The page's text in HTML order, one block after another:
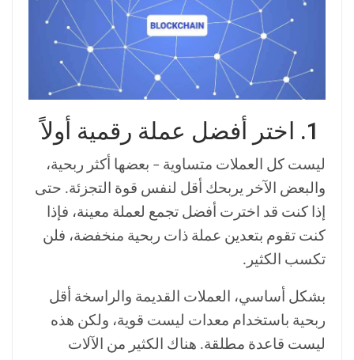
ليست كل العملات متساوية – بعضها أكثر ربحية،
والبعض الآخر يربحك أقل لنفس قوة التجزئة. حتى
إذا كنت قد اخترت أفضل تجمع لعملة معينة، فإذا
كنت تقوم بتعدين عملة ذات ربحية منخفضة، فلن
تكسب الكثير.
بشكل أساسي، العملات القديمة والراسخة أقل
ربحية باستخدام معدات ليست قوية، ولكن هذه
ليست قاعدة مطلقة. هناك الكثير من الآلات